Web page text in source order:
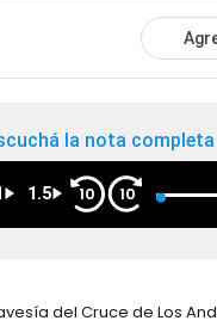
la nota completa
1.5 10 10
del Cruce de Los